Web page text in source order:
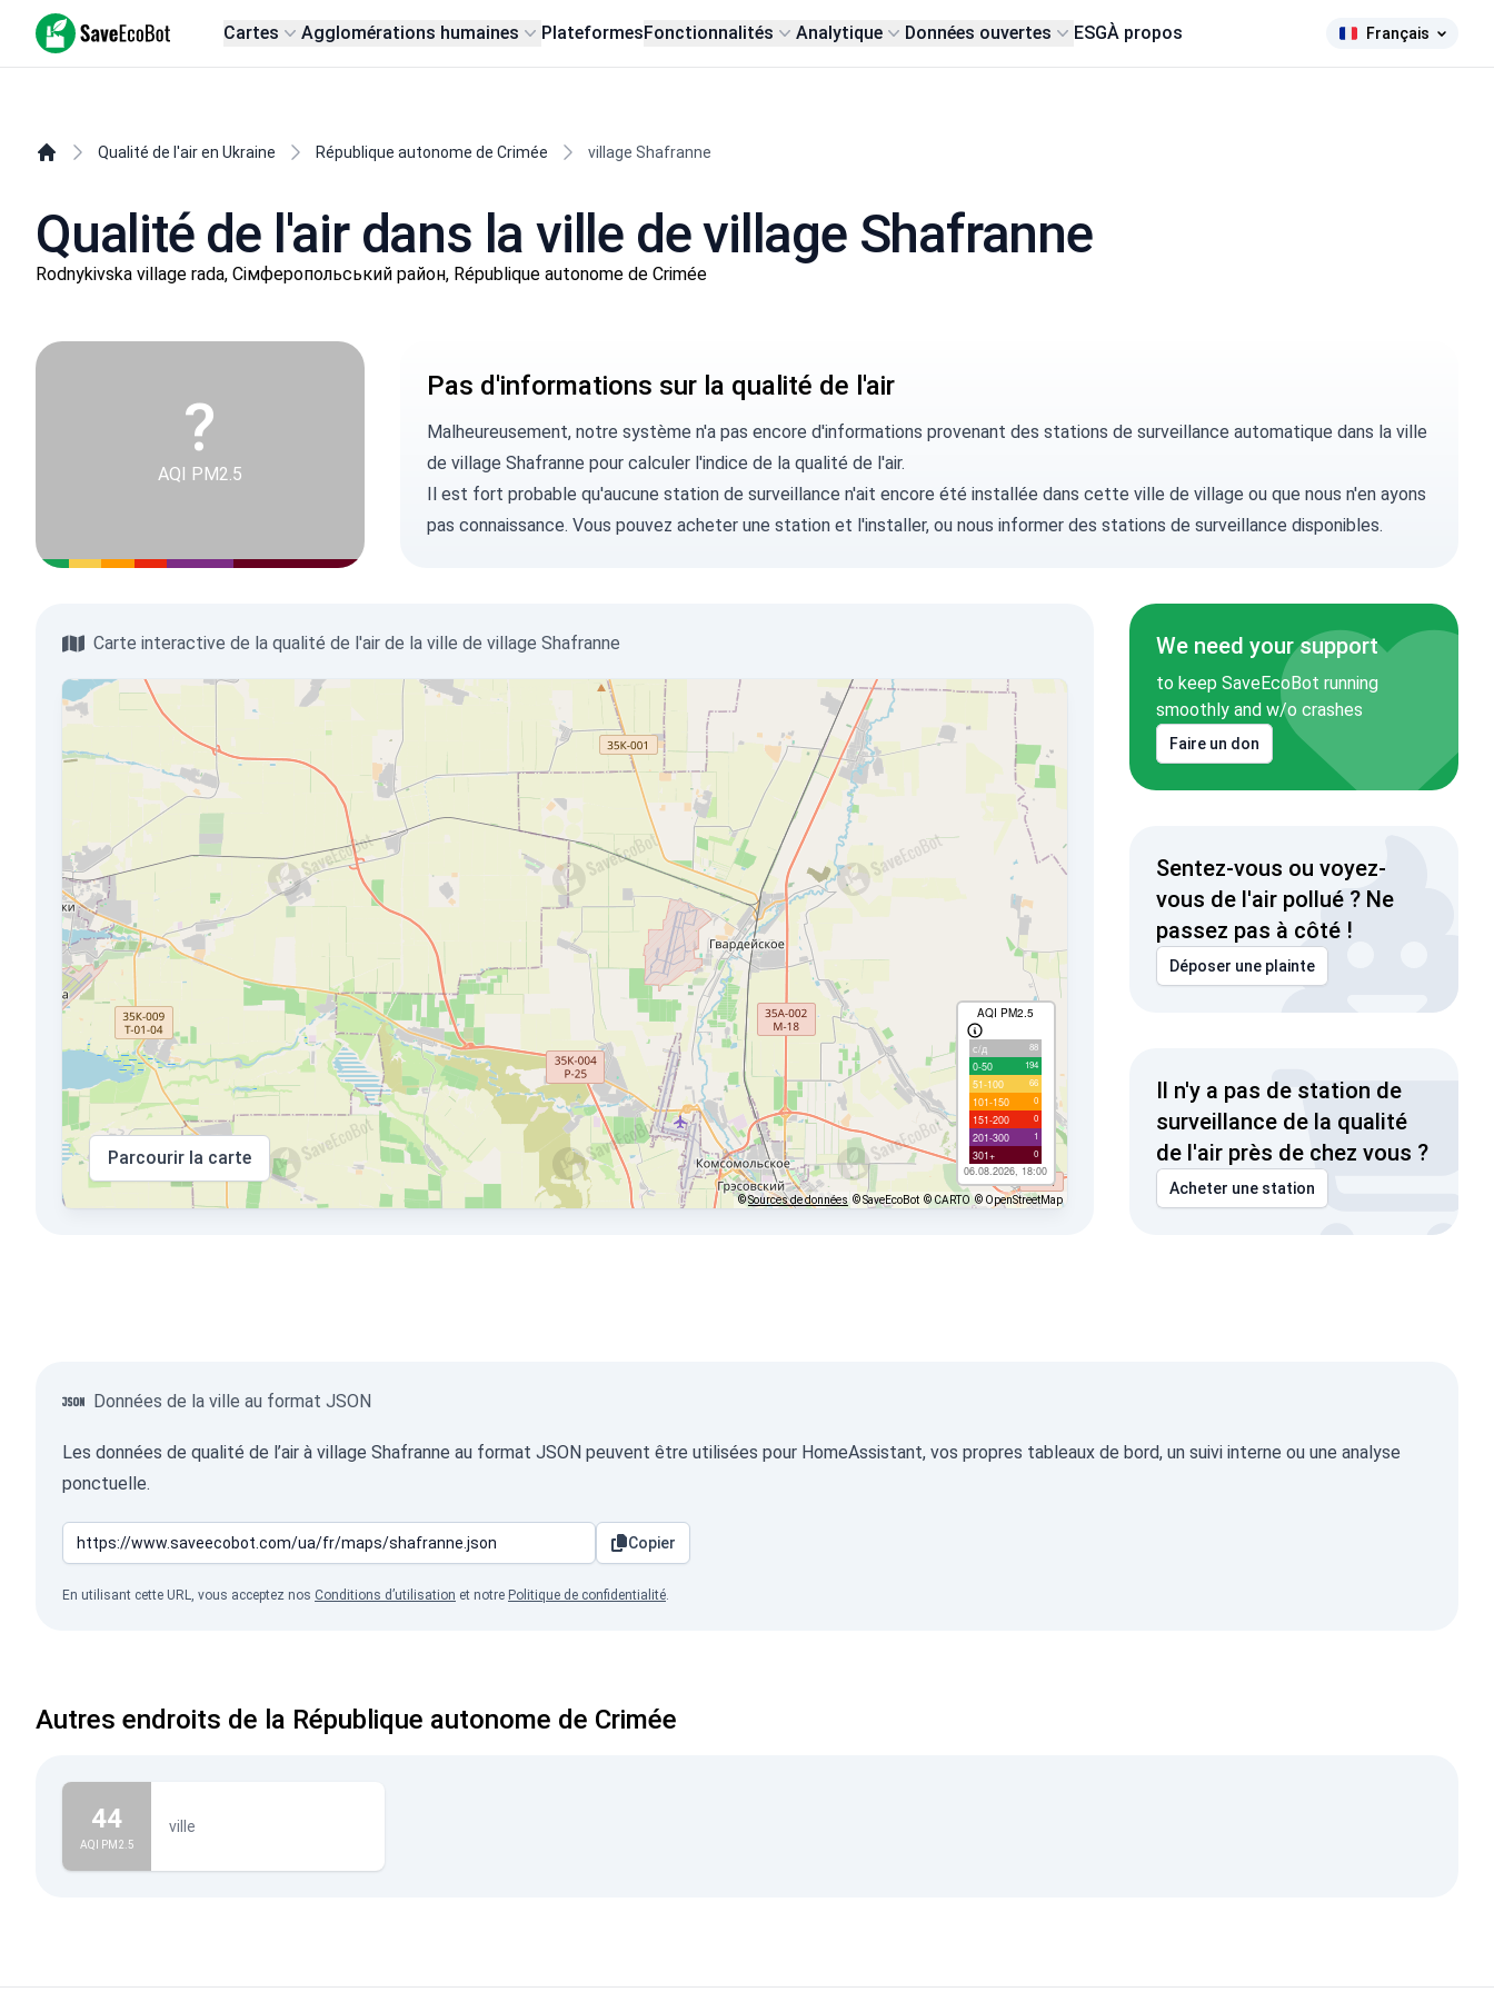
SaveEcoBot Cartes Agglomérations humaines PlateformesFonctionnalités Analytique Données ouvertes ESGÀ propos Français
Qualité de l'air en Ukraine République autonome de Crimée village Shafranne
Qualité de l'air dans la ville de village Shafranne
Rodnykivska village rada, Сімферопольський район, République autonome de Crimée
?
AQI PM2.5
Pas d'informations sur la qualité de l'air
Malheureusement, notre système n'a pas encore d'informations provenant des stations de surveillance automatique dans la ville
de village Shafranne pour calculer l'indice de la qualité de l'air.
Il est fort probable qu'aucune station de surveillance n'ait encore été installée dans cette ville de village ou que nous n'en ayons
pas connaissance. Vous pouvez acheter une stationet l'installer, ou nous informerdes stations de surveillance disponibles.
Carte interactive de la qualité de l'air de la ville de village Shafranne
AQI PM2.5
с/д 88
0-50 194
51-100 66
101-150 0
151-200 0
201-300 1
301+ 0
06.08.2026, 18:00
Parcourir la carte
©Sources de données © SaveEcoBot © CARTO © OpenStreetMap
We need your support
to keep SaveEcoBot running
smoothly and w/o crashes
Faire un don
Sentez-vous ou voyez-
vous de l'air pollué ? Ne
passez pas à côté !
Déposer une plainte
Il n'y a pas de station de
surveillance de la qualité
de l'air près de chez vous ?
Acheter une station
Données de la ville au format JSON
Les données de qualité de l’air à village Shafranne au format JSON peuvent être utilisées pour HomeAssistant, vos propres tableaux de bord, un suivi interne ou une analyse
ponctuelle.
Copier
En utilisant cette URL, vous acceptez nos Conditions d’utilisation et notre Politique de confidentialité.
Autres endroits de la République autonome de Crimée
44
AQI PM2.5
ville